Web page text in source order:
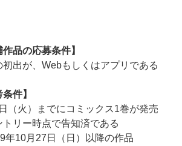
品の応募条件】
出が、Webもしくはアプリである
件】
（火）までにコミックス1巻が発売
リー時点で告知済である
年10月27日（日）以降の作品